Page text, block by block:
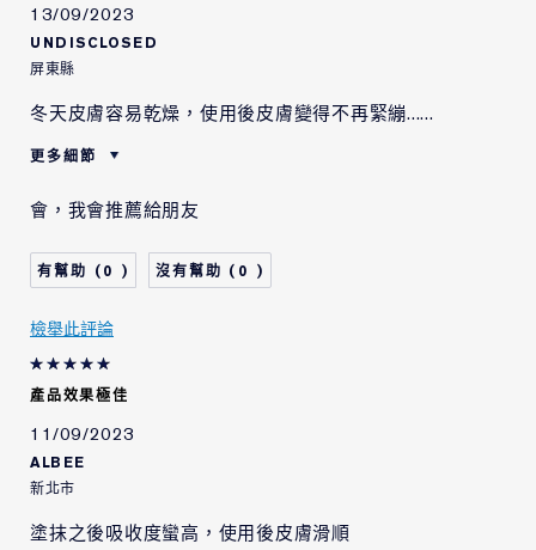
13/09/2023
UNDISCLOSED
屏東縣
冬天皮膚容易乾燥，使用後皮膚變得不再緊繃......
更多細節
肌膚問題
拉提/緊緻
會，我會推薦給朋友
0 0
檢舉此評論
產品效果極佳
11/09/2023
ALBEE
新北市
塗抹之後吸收度蠻高，使用後皮膚滑順